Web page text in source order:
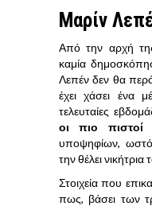
Μαρίν
Από την αρχή της
καμία
Λεπέν δεν θα
έχει χάσει ένα
τελευταίες
οι πιο πιστοί
υποψηφίων,
την θέλει
Στοιχεία που
πως, βάσει των